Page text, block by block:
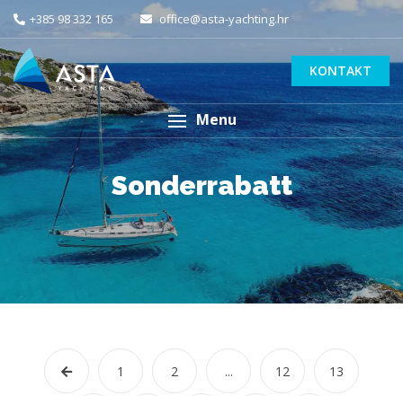
+385 98 332 165 office@asta-yachting.hr
KONTAKT
Menu
Sonderrabatt
1 2 ... 12 13